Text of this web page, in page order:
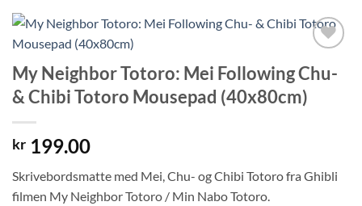
Legg til i
ønskeliste
My Neighbor Totoro: Mei Following Chu-
& Chibi Totoro Mousepad (40x80cm)
kr 199.00
Skrivebordsmatte med Mei, Chu- og Chibi Totoro fra Ghibli
filmen My Neighbor Totoro / Min Nabo Totoro.